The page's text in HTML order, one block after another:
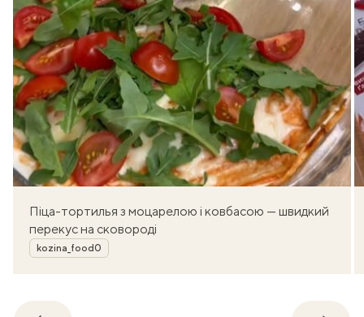
Піца-тортилья з моцарелою і ковбасою — швидкий
перекус на сковороді
Автор
kozina_food0